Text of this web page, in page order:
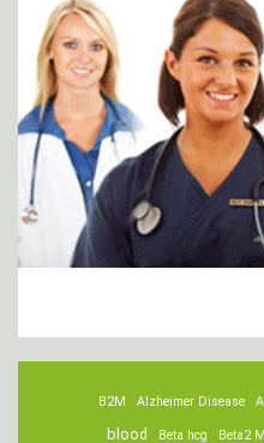
Alzheimer Disease
B2M
Beta2
Beta hcg
blood